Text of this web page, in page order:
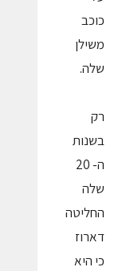
כוכב
משילן
שלה.
רק
בשנות
ה- 20
שלה
החליטה
דארוז
כי היא